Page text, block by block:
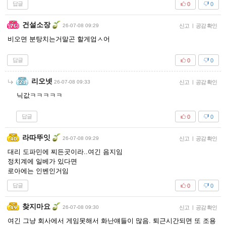
답글 0
0
건설소장 26-07-08 09:29 신고 | 공감 확인
비오면 분탕치는거말곤 할게업ㅅ어
답글 0
0
리오넷 26-07-08 09:33 신고 | 공감 확인
닉값ㅋㅋㅋㅋㅋ
답글 0
0
라따뚜잇 26-07-08 09:29 신고 | 공감 확인
대리 도파민에 찌든곳이라..여긴 음지임
정치계에 일베가 있다면
로아에는 인벤인거임
답글 0
0
찾지마요 26-07-08 09:30 신고 | 공감 확인
여긴 그냥 회사에서 게임못해서 화난얘들이 많음. 퇴근시간되면 또 조용